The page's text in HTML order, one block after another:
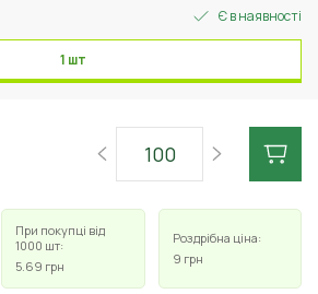
Є в наявності
1 шт
При покупці від
1000 шт:
5.69 грн
Роздрібна ціна:
9 грн